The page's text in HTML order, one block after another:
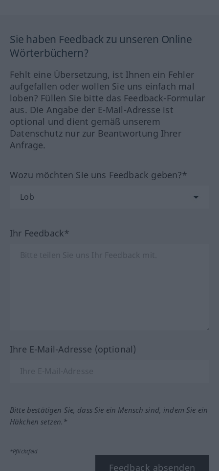
Sie haben Feedback zu unseren Online
Wörterbüchern?
Fehlt eine Übersetzung, ist Ihnen ein Fehler
aufgefallen oder wollen Sie uns einfach mal
loben? Füllen Sie bitte das Feedback-Formular
aus. Die Angabe der E-Mail-Adresse ist
optional und dient gemäß unserem
Datenschutz nur zur Beantwortung Ihrer
Anfrage.
Wozu möchten Sie uns Feedback geben?*
Ihr Feedback*
Ihre E-Mail-Adresse (optional)
Bitte bestätigen Sie, dass Sie ein Mensch sind, indem Sie ein
Häkchen setzen.*
*Pflichtfeld
Feedback absenden